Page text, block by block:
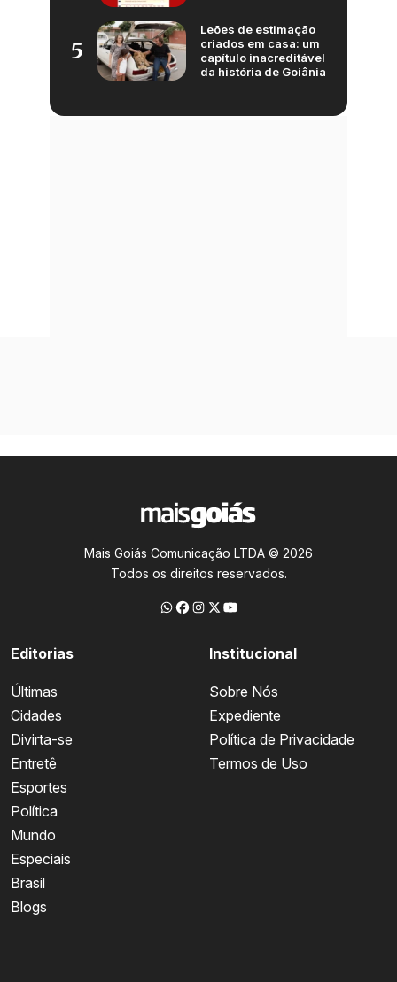
5
Leões de estimação
criados em casa: um
capítulo inacreditável
da história de Goiânia
Mais Goiás Comunicação LTDA © 2026
Todos os direitos reservados.
Editorias
Últimas
Cidades
Divirta-se
Entretê
Esportes
Política
Mundo
Especiais
Brasil
Blogs
Institucional
Sobre Nós
Expediente
Política de Privacidade
Termos de Uso